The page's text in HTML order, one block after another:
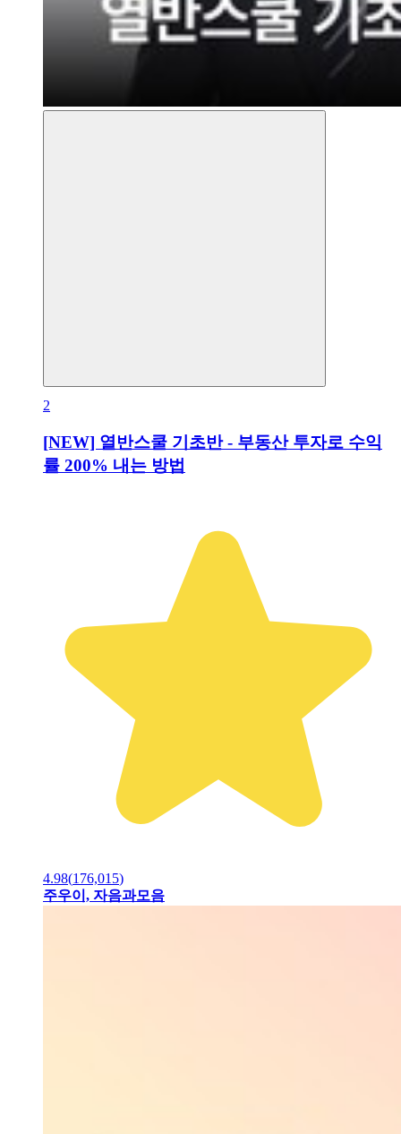
2
[NEW] 열반스쿨 기초반 - 부동산 투자로 수익
률 200% 내는 방법
4.98(176,015)
주우이, 자음과모음